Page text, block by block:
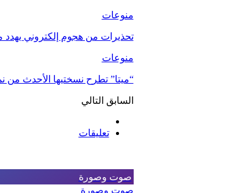
منوعات
تحذيرات من هجوم إلكتروني يهدد
منوعات
“ميتا” تطرح نسختيها الأحدث من
السابق التالي
تعليقات
صوت وصورة
صوت وصورة